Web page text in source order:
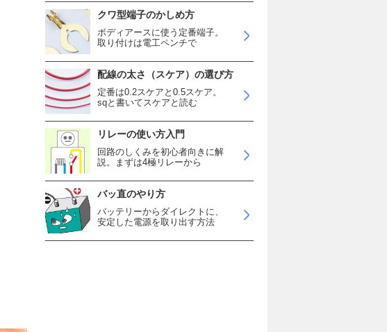
クワ型端子のかしめ方
ボディアースに使う定番端子。
取り付けは電工ペンチで
配線の太さ（スケア）の選び方
定番は0.2スケアと0.5スケア。
sqと書いてスケアと読む
リレーの使い方入門
回路のしくみを初心者向きに解
説。まずは4極リレーから
バッ直のやり方
バッテリーからダイレクトに、
安定した電源を取り出す方法